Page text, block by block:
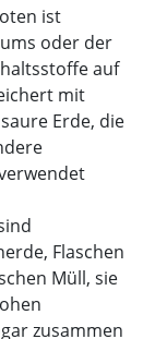
ist
oder der
auf
mit
Erde, die
Flaschen
Müll, sie
zusammen